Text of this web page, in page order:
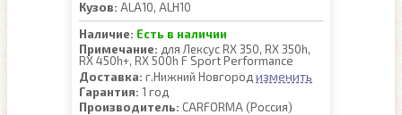
Кузов: ALA10, ALH10
Наличие: Есть в наличии
Примечание: для Лексус RX 350, RX 350h,
RX 450h+, RX 500h F Sport Performance
Доставка: г.Нижний Новгород изменить
Гарантия: 1 год
Производитель: CARFORMA (Россия)